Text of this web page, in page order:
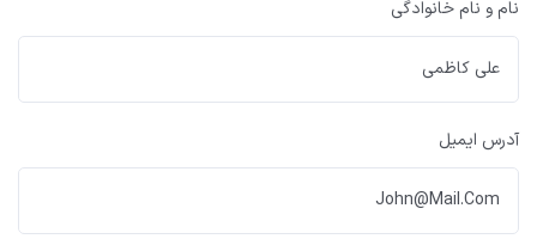
نام و نام خانوادگی
آدرس ایمیل